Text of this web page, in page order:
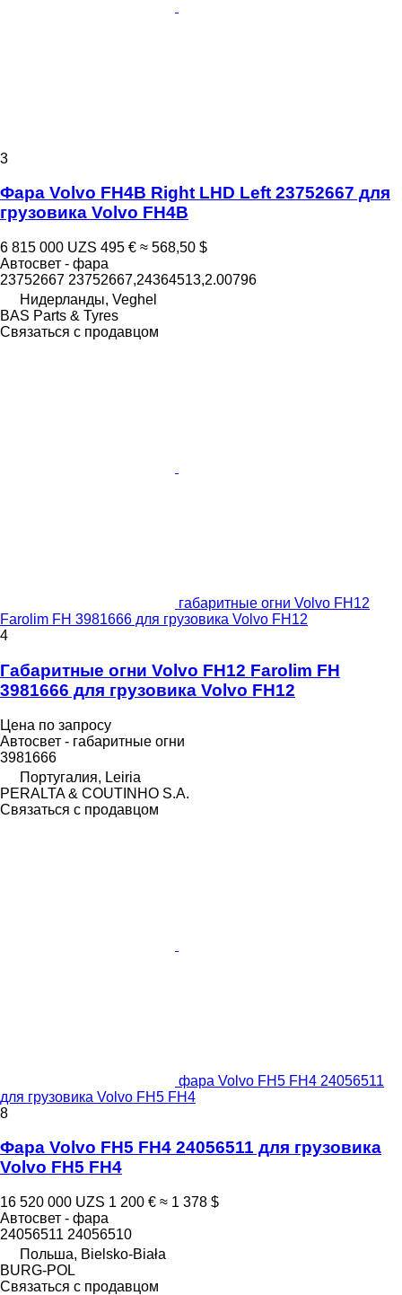
3
Фара Volvo FH4B Right LHD Left 23752667 для
грузовика Volvo FH4B
6 815 000 UZS 495 € ≈ 568,50 $
Автосвет - фара
23752667 23752667,24364513,2.00796
Нидерланды, Veghel
BAS Parts & Tyres
Связаться с продавцом
габаритные огни Volvo FH12
Farolim FH 3981666 для грузовика Volvo FH12
4
Габаритные огни Volvo FH12 Farolim FH
3981666 для грузовика Volvo FH12
Цена по запросу
Автосвет - габаритные огни
3981666
Португалия, Leiria
PERALTA & COUTINHO S.A.
Связаться с продавцом
фара Volvo FH5 FH4 24056511
для грузовика Volvo FH5 FH4
8
Фара Volvo FH5 FH4 24056511 для грузовика
Volvo FH5 FH4
16 520 000 UZS 1 200 € ≈ 1 378 $
Автосвет - фара
24056511 24056510
Польша, Bielsko-Biała
BURG-POL
Связаться с продавцом